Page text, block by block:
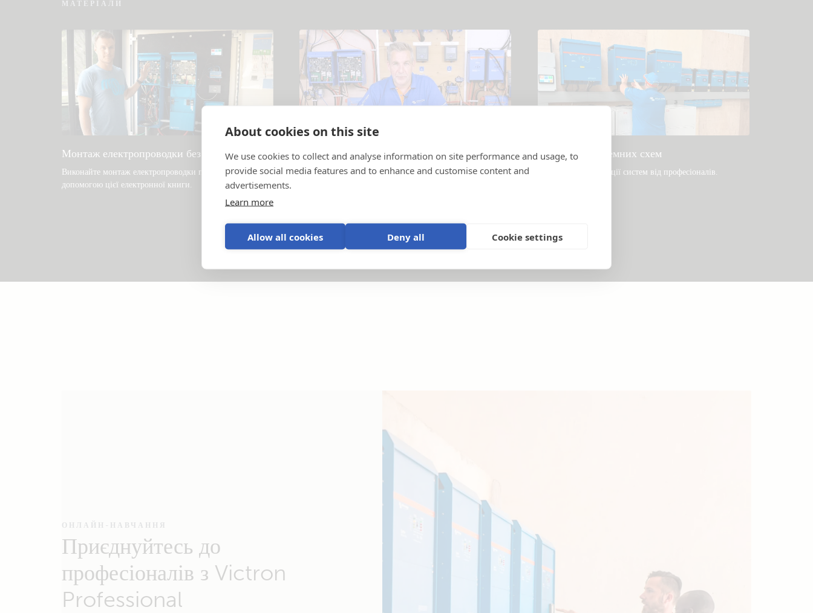
About cookies on this site
We use cookies to collect and analyse information on site performance and usage, to
provide social media features and to enhance and customise content and
advertisements.
Learn more
Allow all cookies Deny all Cookie settings
МАТЕРІАЛИ
Монтаж електропроводки без обмежень
Виконайте монтаж електропроводки правильно за
допомогою цієї електронної книги.
Навчальні відео
Пояснення щодо продуктів та систем.
Приклади системних схем
Популярні конструкції систем від професіоналів.
ОНЛАЙН-НАВЧАННЯ
Приєднуйтесь до
професіоналів з Victron
Professional